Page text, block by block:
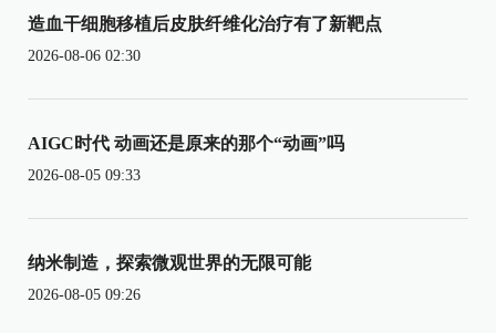
造血干细胞移植后皮肤纤维化治疗有了新靶点
2026-08-06 02:30
AIGC时代 动画还是原来的那个“动画”吗
2026-08-05 09:33
纳米制造，探索微观世界的无限可能
2026-08-05 09:26